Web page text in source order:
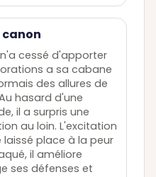
canon
cessé d'apporter
a sa cabane
des allures de
hasard d'une
il a surpris une
au loin. L'excitation
place à la peur
il améliore
ses défenses et